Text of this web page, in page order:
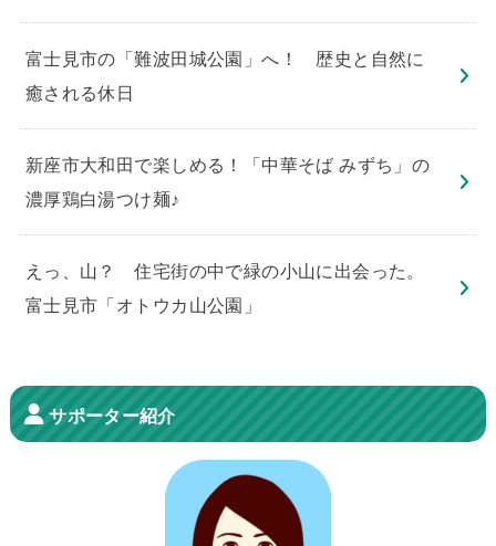
​富士見市の「難波田城公園」へ！ 歴史と自然に
癒される休日
新座市大和田で楽しめる！「中華そば みずち」の
濃厚鶏白湯つけ麺♪
えっ、山？ 住宅街の中で緑の小山に出会った。
富士見市「オトウカ山公園」
サポーター紹介